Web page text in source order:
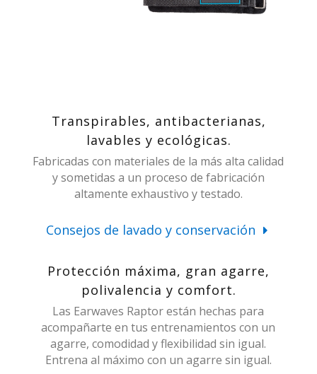
Transpirables, antibacterianas,
lavables y ecológicas.
Fabricadas con materiales de la más alta calidad
y sometidas a un proceso de fabricación
altamente exhaustivo y testado.
Consejos de lavado y conservación
Protección máxima, gran agarre,
polivalencia y comfort.
Las Earwaves Raptor están hechas para
acompañarte en tus entrenamientos con un
agarre, comodidad y flexibilidad sin igual.
Entrena al máximo con un agarre sin igual.